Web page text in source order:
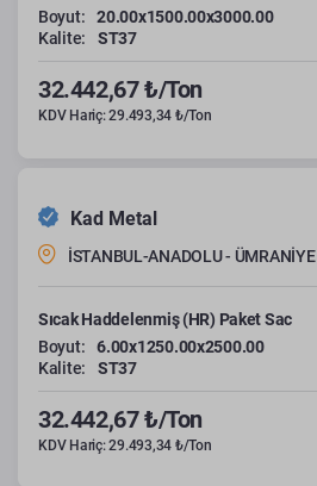
Boyut:
20.00x1500.00x3000.00
Kalite:
ST37
32.442,67 ₺/Ton
KDV Hariç: 29.493,34 ₺/Ton
Kad Metal
İSTANBUL-ANADOLU - ÜMRANİYE
Sıcak Haddelenmiş (HR) Paket Sac
Boyut:
6.00x1250.00x2500.00
Kalite:
ST37
32.442,67 ₺/Ton
KDV Hariç: 29.493,34 ₺/Ton